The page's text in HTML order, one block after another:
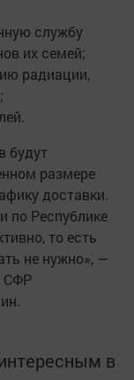
службу
их семей;
радиации,
будут
размере
доставки.
по Республике
то есть
не нужно», —
СФР
в